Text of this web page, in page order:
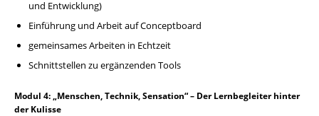
und Entwicklung)
Einführung und Arbeit auf Conceptboard
gemeinsames Arbeiten in Echtzeit
Schnittstellen zu ergänzenden Tools
Modul 4: „Menschen, Technik, Sensation“ – Der Lernbegleiter hinter
der Kulisse